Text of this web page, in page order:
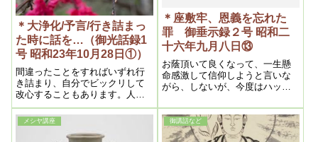
＊大浄化/予言/行き詰まっ
た時に話を…（御光話録1
号 昭和23年10月28日①）
間違ったことをすればいずれ行
き詰まり、自分でビックリして
改心することもあります。人間
は執着をとることも必要なんだ
から放っておいた方がよい。行
き詰まるところまで行かせた方
がよい。坂を転がり落ちる石を
＊座敷牢、恩義を忘れた
罪 御垂示録２号 昭和二
十六年九月八日⑬
お蔭頂いて良くなって、一生懸
命感激して信仰しようと言いな
がら、しないが、今度はハッと
死ぬ様な人があります
メシヤ講座 御講話など